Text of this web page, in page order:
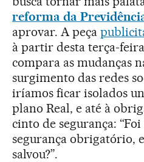
reforma da
aprovar. A peça
à partir desta terça-
compara as mudanças
surgimento das redes
iríamos ficar isolados
plano Real, e até à
cinto de segurança:
segurança obrigatório,
salvou?”.